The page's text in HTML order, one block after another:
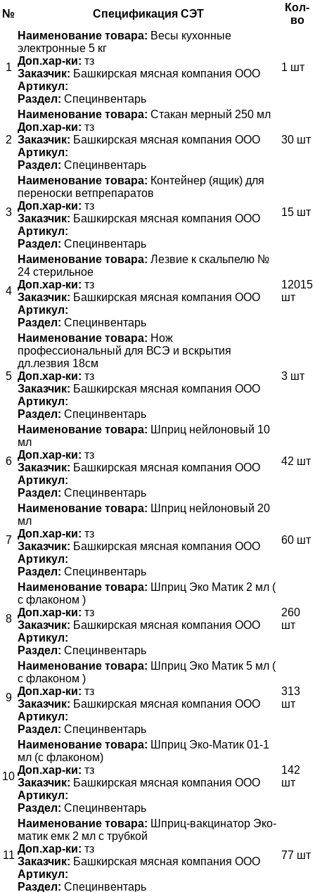
№
Спецификация СЭТ
Кол-
во
1
Наименование товара: Весы кухонные
электронные 5 кг
Доп.хар-ки: тз
Заказчик: Башкирская мясная компания ООО
Артикул:
Раздел: Специнвентарь
1 шт
2
Наименование товара: Стакан мерный 250 мл
Доп.хар-ки: тз
Заказчик: Башкирская мясная компания ООО
Артикул:
Раздел: Специнвентарь
30 шт
3
Наименование товара: Контейнер (ящик) для
переноски ветпрепаратов
Доп.хар-ки: тз
Заказчик: Башкирская мясная компания ООО
Артикул:
Раздел: Специнвентарь
15 шт
4
Наименование товара: Лезвие к скальпелю №
24 стерильное
Доп.хар-ки: тз
Заказчик: Башкирская мясная компания ООО
Артикул:
Раздел: Специнвентарь
12015
шт
5
Наименование товара: Нож
профессиональный для ВСЭ и вскрытия
дл.лезвия 18см
Доп.хар-ки: тз
Заказчик: Башкирская мясная компания ООО
Артикул:
Раздел: Специнвентарь
3 шт
6
Наименование товара: Шприц нейлоновый 10
мл
Доп.хар-ки: тз
Заказчик: Башкирская мясная компания ООО
Артикул:
Раздел: Специнвентарь
42 шт
7
Наименование товара: Шприц нейлоновый 20
мл
Доп.хар-ки: тз
Заказчик: Башкирская мясная компания ООО
Артикул:
Раздел: Специнвентарь
60 шт
8
Наименование товара: Шприц Эко Матик 2 мл (
с флаконом )
Доп.хар-ки: тз
Заказчик: Башкирская мясная компания ООО
Артикул:
Раздел: Специнвентарь
260
шт
9
Наименование товара: Шприц Эко Матик 5 мл (
с флаконом )
Доп.хар-ки: тз
Заказчик: Башкирская мясная компания ООО
Артикул:
Раздел: Специнвентарь
313
шт
10
Наименование товара: Шприц Эко-Матик 01-1
мл (с флаконом)
Доп.хар-ки: тз
Заказчик: Башкирская мясная компания ООО
Артикул:
Раздел: Специнвентарь
142
шт
11
Наименование товара: Шприц-вакцинатор Эко-
матик емк 2 мл с трубкой
Доп.хар-ки: тз
Заказчик: Башкирская мясная компания ООО
Артикул:
Раздел: Специнвентарь
77 шт